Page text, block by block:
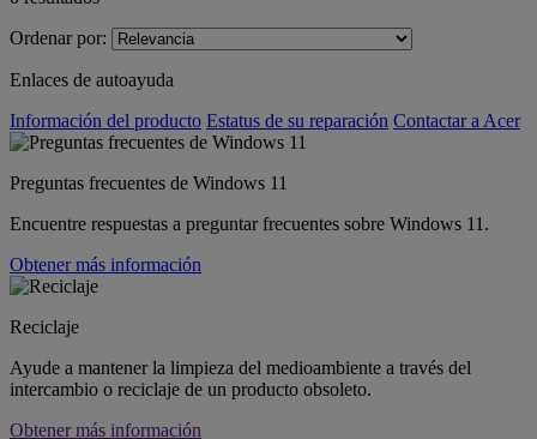
Ordenar por:
Enlaces de autoayuda
Información del producto Estatus de su reparación Contactar a Acer
Preguntas frecuentes de Windows 11
Encuentre respuestas a preguntar frecuentes sobre Windows 11.
Obtener más información
Reciclaje
Ayude a mantener la limpieza del medioambiente a través del
intercambio o reciclaje de un producto obsoleto.
Obtener más información